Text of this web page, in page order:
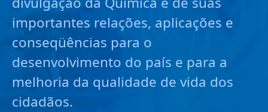
importantes relações, aplicações e
conseqüências para o
desenvolvimento do país e para a
melhoria da qualidade de vida dos
cidadãos.